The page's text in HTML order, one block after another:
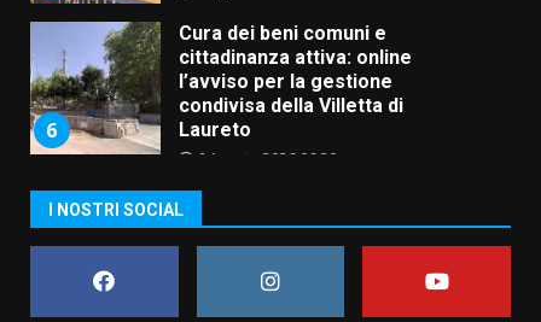
6
Cura dei beni comuni e
cittadinanza attiva: online
l’avviso per la gestione
condivisa della Villetta di
Laureto
6 Agosto 2026 06:20
assoluta de “L’Albergo
Belvedere. Il rapimento”
6 Agosto 2026 06:15
I NOSTRI SOCIAL